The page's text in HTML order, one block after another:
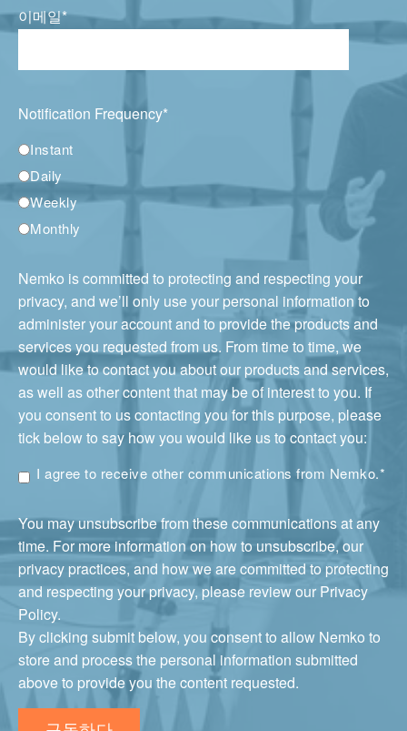
이메일*
Notification Frequency*
Instant
Daily
Weekly
Monthly
Nemko is committed to protecting and respecting your
privacy, and we’ll only use your personal information to
administer your account and to provide the products and
services you requested from us. From time to time, we
would like to contact you about our products and services,
as well as other content that may be of interest to you. If
you consent to us contacting you for this purpose, please
tick below to say how you would like us to contact you:
I agree to receive other communications from Nemko.*
You may unsubscribe from these communications at any
time. For more information on how to unsubscribe, our
privacy practices, and how we are committed to protecting
and respecting your privacy, please review our Privacy
Policy.
By clicking submit below, you consent to allow Nemko to
store and process the personal information submitted
above to provide you the content requested.